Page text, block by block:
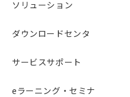
ソリューション
ダウンロードセンタ
サービスサポート
eラーニング・セミナ